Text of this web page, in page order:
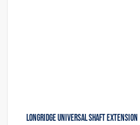
Longridge Universal Shaft Extension